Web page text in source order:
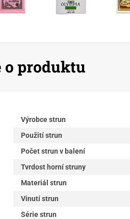
o produktu
Výrobce strun
Použití strun
Počet strun v balení
Tvrdost horní struny
Materiál strun
Vinutí strun
Série strun